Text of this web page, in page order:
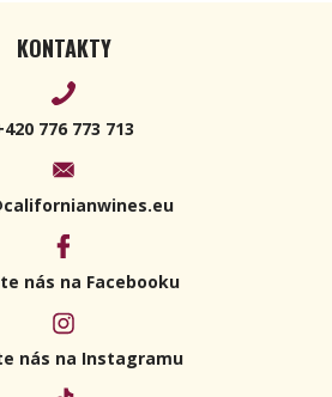
KONTAKTY
776 773 713
nás na Facebooku
nás na Instagramu